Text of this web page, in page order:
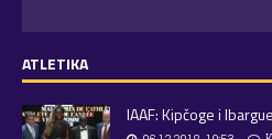
ATLETIKA
IAAF: Kipčoge i